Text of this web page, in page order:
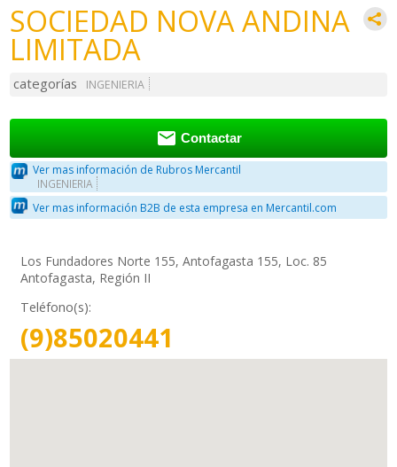
SOCIEDAD NOVA ANDINA
LIMITADA
categorías INGENIERIA
 Contactar
Ver mas información de Rubros Mercantil
INGENIERIA
Ver mas información B2B de esta empresa en Mercantil.com
Los Fundadores Norte 155, Antofagasta 155, Loc. 85
Antofagasta, Región II
Teléfono(s):
(9)85020441